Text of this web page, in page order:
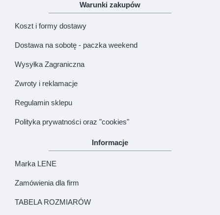
Warunki zakupów
Koszt i formy dostawy
Dostawa na sobotę - paczka weekend
Wysyłka Zagraniczna
Zwroty i reklamacje
Regulamin sklepu
Polityka prywatności oraz "cookies"
Informacje
Marka LENE
Zamówienia dla firm
TABELA ROZMIARÓW